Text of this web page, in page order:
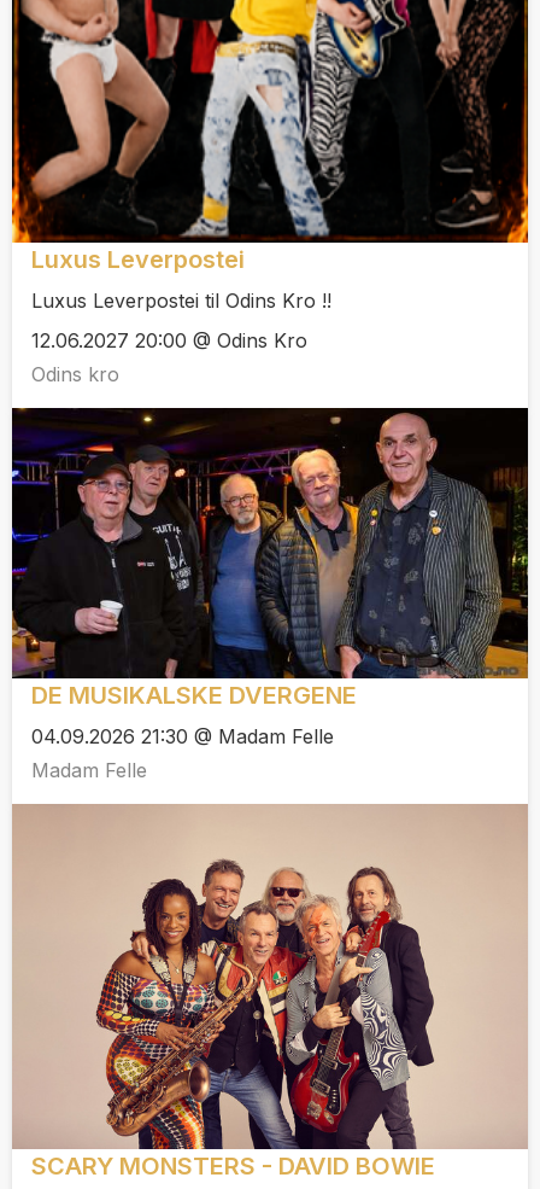
Luxus Leverpostei
Luxus Leverpostei til Odins Kro !!
12.06.2027 20:00 @ Odins Kro
Odins kro
DE MUSIKALSKE DVERGENE
04.09.2026 21:30 @ Madam Felle
Madam Felle
SCARY MONSTERS - DAVID BOWIE